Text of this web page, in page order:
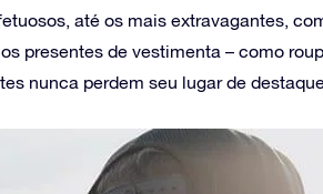
até os mais extravagantes,
presentes de vestimenta – como
nunca perdem seu lugar de